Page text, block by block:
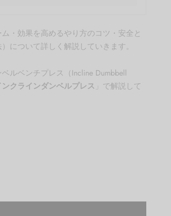
・効果を高めるやり方のコツ・安全と
について詳しく解説していきます。
ルベンチプレス（Incline Dumbbell
ンクラインダンベルプレス 」で解説して